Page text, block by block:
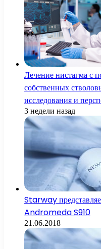
Лечение нистагма с
собственных
исследования и
3 недели назад
Starway
Andromeda S910
21.06.2018